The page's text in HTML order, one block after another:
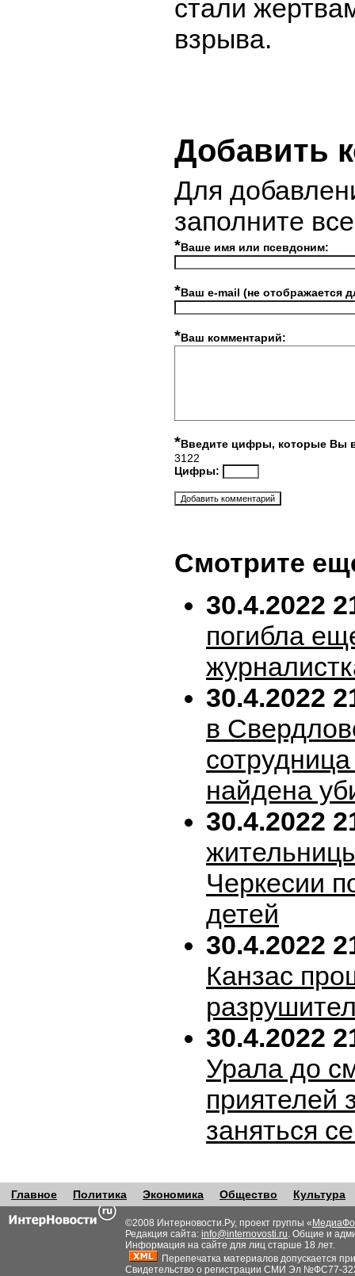
стали
взрыва.
Добавить
Для
заполните
*Ваше имя или псевдоним:
*Ваш e-mail (не отображается
*Ваш комментарий:
*Введите цифры, которые Вы
3122
Цифры:
Смотрите
30.4.2022
погибла
30.4.2022
в
найдена
30.4.2022
Черкесии
детей
30.4.2022
Канзас
30.4.2022
Урала до
приятелей
заняться
Главное Политика Экономика Общество Культура
©2008 Интерновости.Ру, проект группы «
Редакция сайта: info@internovosti.ru. Общие и
Информация на сайте для лиц старше 18 лет.
Перепечатка материалов допускается
Свидетельство о регистрации СМИ Эл №ФС77-